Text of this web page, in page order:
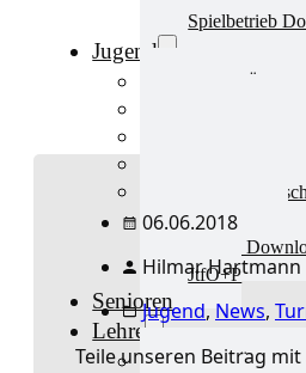
Spielbetrieb
Jugend
Jugend
Schulsport
mini-
Kinderschutz
Jugend
JtfO+P
Senioren
Lehre
Lehre
06.06.2018
Hilmar Hartmann
Jugend, News,
Teile unseren Beitrag